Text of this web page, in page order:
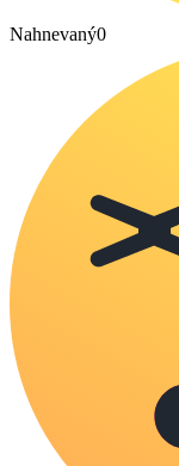
Nahnevaný0